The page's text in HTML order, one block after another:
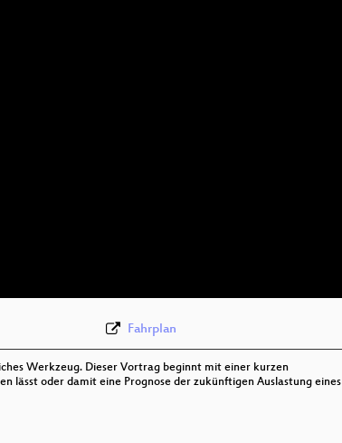
Fahrplan
Werkzeug. Dieser Vortrag beginnt mit einer kurzen
lässt oder damit eine Prognose der zukünftigen Auslastung eines